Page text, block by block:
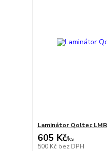
Laminátor Qoltec
605 Kč/ks
500 Kč bez DPH